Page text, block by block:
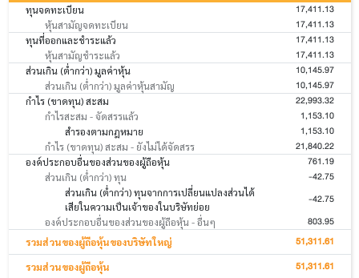
ทุนจดทะเบียน 17,411.13
หุ้นสามัญจดทะเบียน 17,411.13
ทุนที่ออกและชำระแล้ว 17,411.13
หุ้นสามัญชำระแล้ว 17,411.13
ส่วนเกิน (ต่ำกว่า) มูลค่าหุ้น 10,145.97
ส่วนเกิน (ต่ำกว่า) มูลค่าหุ้นสามัญ 10,145.97
กำไร (ขาดทุน) สะสม 22,993.32
กำไรสะสม - จัดสรรแล้ว 1,153.10
สำรองตามกฎหมาย 1,153.10
กำไร (ขาดทุน) สะสม - ยังไม่ได้จัดสรร 21,840.22
องค์ประกอบอื่นของส่วนของผู้ถือหุ้น 761.19
ส่วนเกิน (ต่ำกว่า) ทุน -42.75
ส่วนเกิน (ต่ำกว่า) ทุนจากการเปลี่ยนแปลงส่วนได้
เสียในความเป็นเจ้าของในบริษัทย่อย
-42.75
องค์ประกอบอื่นของส่วนของผู้ถือหุ้น - อื่นๆ 803.95
รวมส่วนของผู้ถือหุ้นของบริษัทใหญ่ 51,311.61
รวมส่วนของผู้ถือหุ้น 51,311.61